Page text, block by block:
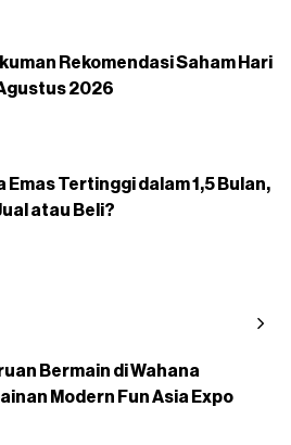
Rekomendasi Saham Hari
Agustus 2026
Emas Tertinggi dalam 1,5 Bulan,
atau Beli?
Bermain di Wahana
Modern Fun Asia Expo